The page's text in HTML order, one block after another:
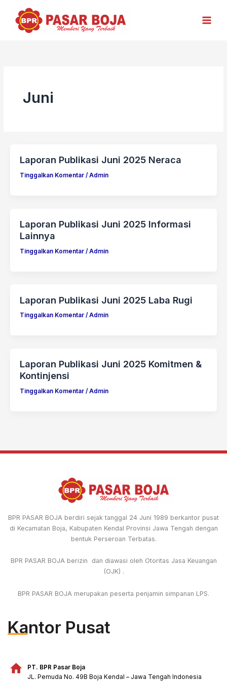
konten
Juni
Laporan Publikasi Juni 2025 Neraca
Tinggalkan Komentar / Admin
Laporan Publikasi Juni 2025 Informasi
Lainnya
Tinggalkan Komentar /Admin
Laporan Publikasi Juni 2025 Laba Rugi
Tinggalkan Komentar / Admin
Laporan Publikasi Juni 2025 Komitmen &
Kontinjensi
Tinggalkan Komentar / Admin
BPR PASAR BOJA berdiri sejak tanggal 24 Juni 1989 berkantor pusat
di Kecamatan Boja, Kabupaten Kendal Provinsi Jawa Tengah dengan
bentuk Perseroan Terbatas.
BPR PASAR BOJA berizin dan diawasi oleh Otoritas Jasa Keuangan
(OJK) .
BPR PASAR BOJA merupakan peserta penjamin simpanan LPS.
Kantor Pusat
PT. BPR Pasar Boja
JL. Pemuda No. 49B Boja Kendal – Jawa Tengah Indonesia